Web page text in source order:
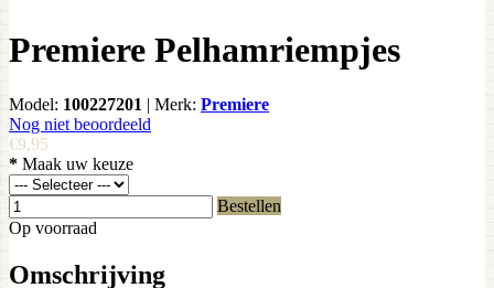
Premiere Pelhamriempjes
Model: 100227201 | Merk: Premiere
Nog niet beoordeeld
€9,95
* Maak uw keuze
Bestellen
Op voorraad
Omschrijving